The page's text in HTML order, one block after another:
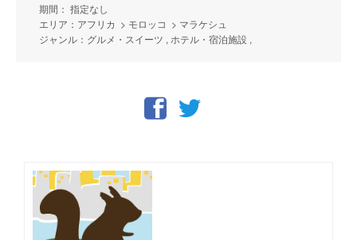
期間： 指定なし
エリア：アフリカ > モロッコ > マラケシュ
ジャンル：グルメ・スイーツ , ホテル・宿泊施設 ,